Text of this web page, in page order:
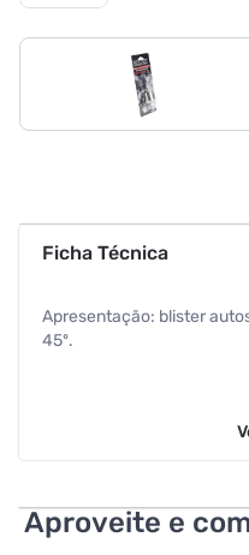
Ficha Técnica
Apresentação: blister
45º.
Aproveite e